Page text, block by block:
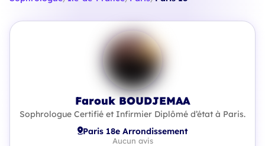
Farouk BOUDJEMAA
Sophrologue Certifié et Infirmier Diplômé d’état à Paris.
Paris 18e Arrondissement
Aucun avis